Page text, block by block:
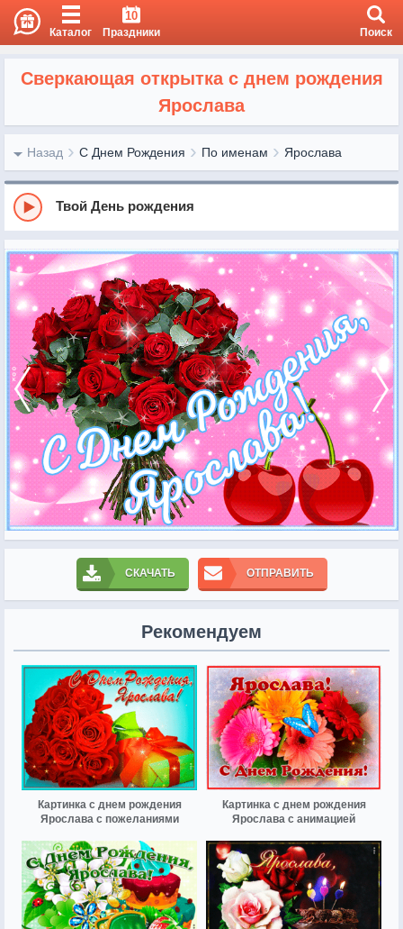
Каталог
10
Праздники Поиск
Сверкающая открытка с днем рождения
Ярослава
Назад С Днем Рождения По именам Ярослава
Твой День рождения
СКАЧАТЬ ОТПРАВИТЬ
Рекомендуем
Картинка с днем рождения
Ярослава с пожеланиями
Картинка с днем рождения
Ярослава с анимацией